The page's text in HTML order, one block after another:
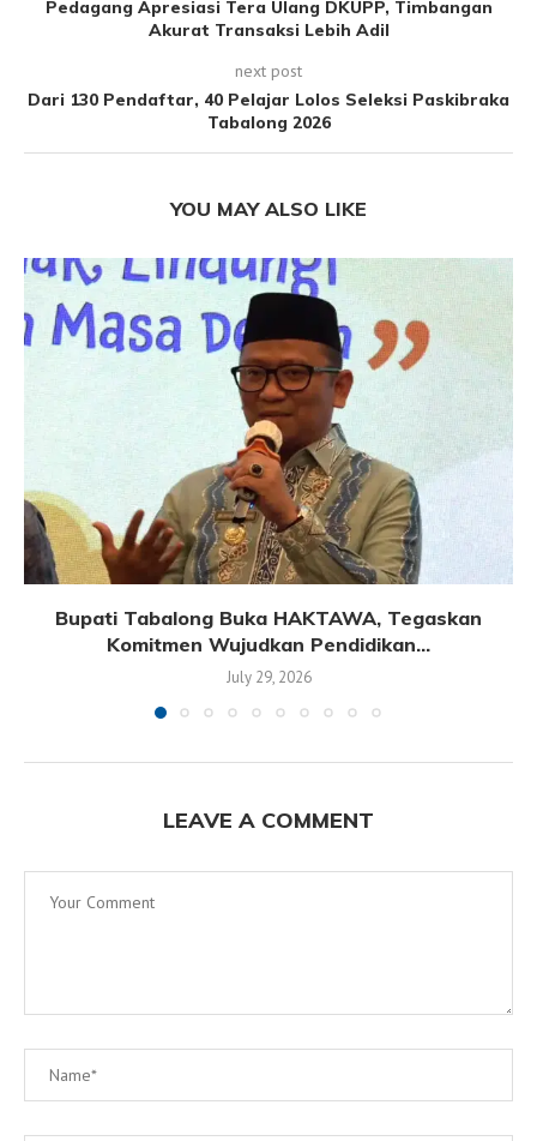
Pedagang Apresiasi Tera Ulang DKUPP, Timbangan
Akurat Transaksi Lebih Adil
next post
Dari 130 Pendaftar, 40 Pelajar Lolos Seleksi Paskibraka
Tabalong 2026
YOU MAY ALSO LIKE
Bupati Tabalong Buka HAKTAWA, Tegaskan
Komitmen Wujudkan Pendidikan...
July 29, 2026
LEAVE A COMMENT